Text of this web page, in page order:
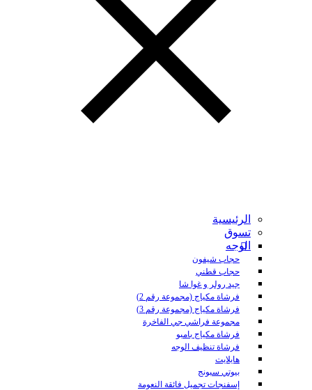
الرئيسية
تسوق
الوجه
حجاب شيفون
حجاب قطني
جيد رولر و غوا شا
فرشاة مكياج (مجموعة رقم 2)
فرشاة مكياج (مجموعة رقم 3)
مجموعة فراشي جي الفاخرة
فرشاة مكياج بامبو
فرشاة تنظيف الوجه
هايلايت
بيوتي سبونج
إسفنجات تجميل فائقة النعومة